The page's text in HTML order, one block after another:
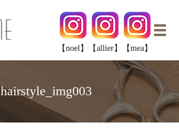
メ
【noel】
【allier】 【mea】
hairstyle_img003